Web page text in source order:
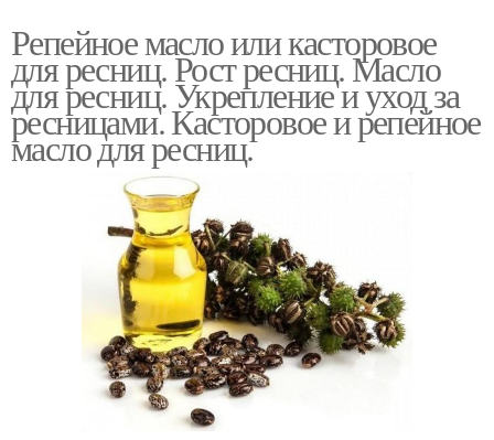
Репейное масло или касторовое
для ресниц. Рост ресниц. Масло
для ресниц. Укрепление и уход за
ресницами. Касторовое и репейное
масло для ресниц.